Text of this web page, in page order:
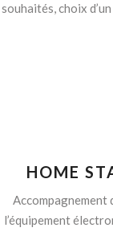
souhaités, choix
HOME
Accompagnement
l’équipement